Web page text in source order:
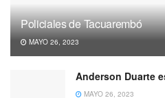
Policiales de Tacuarembó
MAYO 26, 2023
Anderson Duarte
MAYO 26, 2023